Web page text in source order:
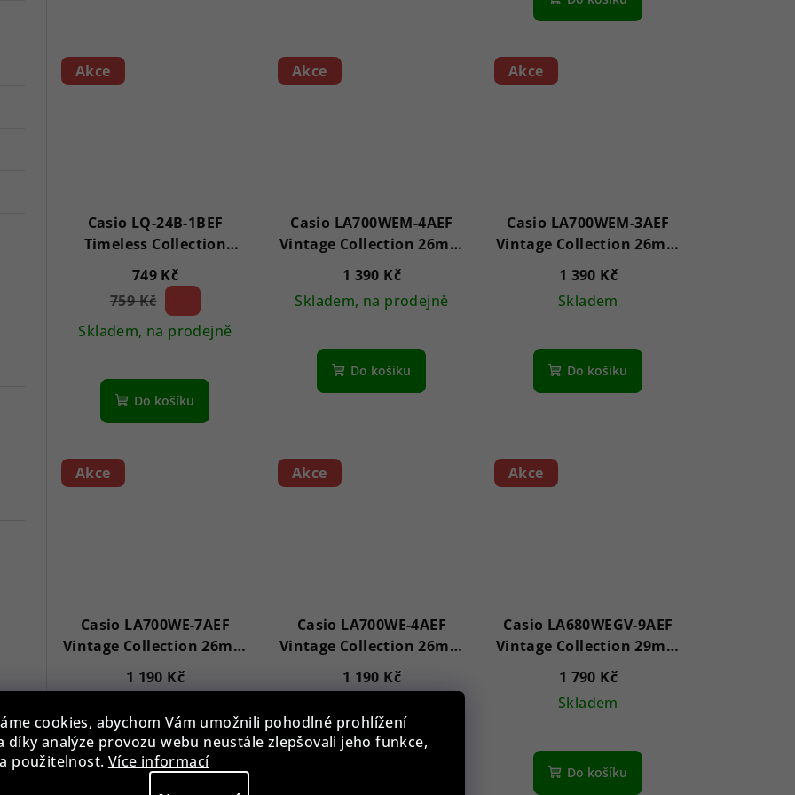
cookies, abychom Vám umožnili pohodlné prohlížení
díky analýze provozu webu neustále zlepšovali jeho funkce,
použitelnost. Více informací
Akce
Casio LQ-24B-1BEF
Timeless Collection
32mm 1ATM
749 Kč
759 Kč
Skladem, na prodejně
Do košíku
Akce
Casio LA700WEM-4AEF
Vintage Collection 26mm
1ATM
1 390 Kč
Skladem, na prodejně
Do košíku
Akce
Casio LA700WEM-3AEF
Vintage Collection 26mm
1ATM
1 390 Kč
Skladem
Do košíku
Akce
Casio LA700WE-7AEF
Vintage Collection 26mm
1ATM
1 190 Kč
Do košíku
Akce
Casio LA700WE-4AEF
Vintage Collection 26mm
1ATM
1 190 Kč
Akce
Casio LA680WEGV-9AEF
Vintage Collection 29mm
1ATM
1 790 Kč
Skladem
Do košíku